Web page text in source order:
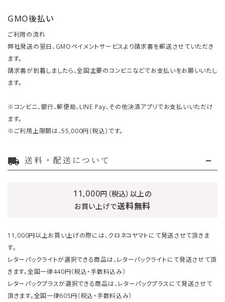
GMO後払い
ご利用の流れ
弊社発送の翌日、GMOペイメントサービスより請求書を郵送させていただき
ます。
請求書が到着しましたら、全国主要のコンビニなどでお支払いをお願いいたし
ます。
※コンビニ、銀行、郵便局、LINE Pay、その他決済アプリでお支払いいただけ
ます。
※ご利用上限額は、55,000円（税込）です。
local_shipping 送料・配送について
11,000円（税込）以上の
お買い上げで送料無料
11,000円以上お買い上げの際には、クロネコヤマトにて発送させて頂きま
す。
レターパックライトが選択できる商品は、レターパックライトにて発送させて頂
きます。全国一律440円（税込・手数料込み）
レターパックプラスが選択できる商品は、レターパックプラスにて発送させて
頂きます。全国一律605円（税込・手数料込み）